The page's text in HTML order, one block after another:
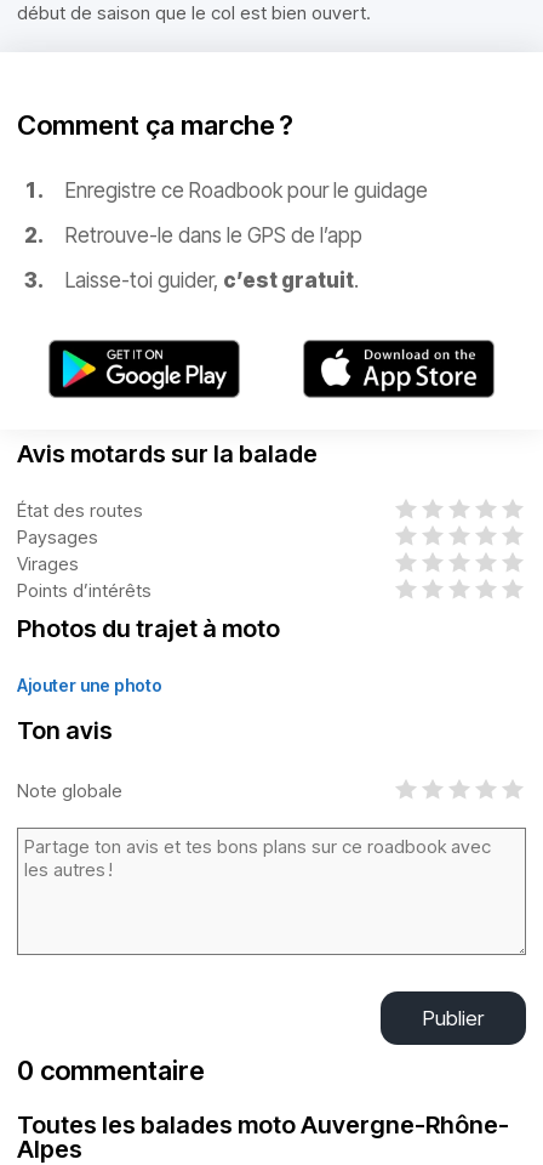
début de saison que le col est bien ouvert.
Comment ça marche ?
Enregistre ce Roadbook pour le guidage
Retrouve-le dans le GPS de l’app
Laisse-toi guider, c’est gratuit.
Avis motards sur la balade
État des routes
Paysages
Virages
Points d’intérêts
Photos du trajet à moto
Ajouter une photo
Ton avis
Note globale
Publier
0 commentaire
Toutes les balades moto Auvergne-Rhône-
Alpes